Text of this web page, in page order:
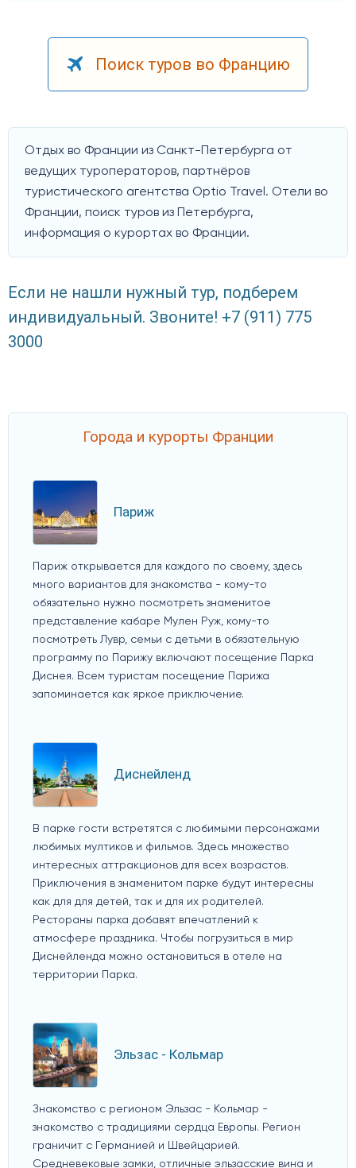
Поиск туров во Францию
Отдых во Франции из Санкт-Петербурга от
ведущих туроператоров, партнёров
туристического агентства Optio Travel. Отели во
Франции, поиск туров из Петербурга,
информация о курортах во Франции.
Если не нашли нужный тур, подберем
индивидуальный. Звоните! +7 (911) 775
3000
Города и курорты Франции
Париж
Париж открывается для каждого по своему, здесь
много вариантов для знакомства - кому-то
обязательно нужно посмотреть знаменитое
представление кабаре Мулен Руж, кому-то
посмотреть Лувр, семьи с детьми в обязательную
программу по Парижу включают посещение Парка
Диснея. Всем туристам посещение Парижа
запоминается как яркое приключение.
Диснейленд
В парке гости встретятся с любимыми персонажами
любимых мултиков и фильмов. Здесь множество
интересных аттракционов для всех возрастов.
Приключения в знаменитом парке будут интересны
как для для детей, так и для их родителей.
Рестораны парка добавят впечатлений к
атмосфере праздника. Чтобы погрузиться в мир
Диснейленда можно остановиться в отеле на
территории Парка.
Эльзас - Кольмар
Знакомство с регионом Эльзас - Кольмар -
знакомство с традициями сердца Европы. Регион
граничит с Германией и Швейцарией.
Средневековые замки, отличные эльзасские вина и